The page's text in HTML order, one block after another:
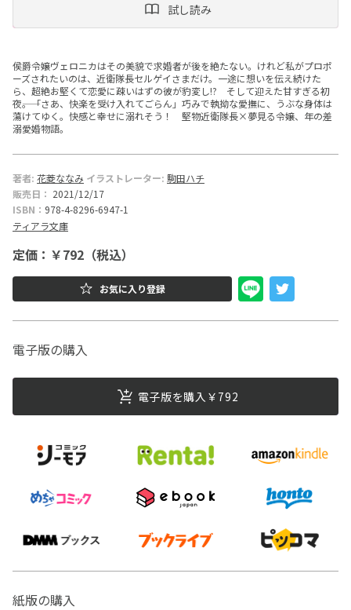
庫
試し読み
侯爵令嬢ヴェロニカはその美貌で求婚者が後を絶たない。けれど私がプロポ
ーズされたいのは、近衛隊長セルゲイさまだけ。一途に想いを伝え続けた
ら、超絶お堅くて恋愛に疎いはずの彼が豹変し!? そして迎えた甘すぎる初
夜――。「さあ、快楽を受け入れてごらん」巧みで執拗な愛撫に、うぶな身体は
蕩けてゆく。快感と幸せに溺れそう！ 堅物近衛隊長×夢見る令嬢、年の差
溺愛婚物語。
著者: 花菱ななみ イラストレーター: 駒田ハチ
販売日： 2021/12/17
ISBN： 978-4-8296-6947-1
ティアラ文庫
定価：￥792（税込）
お気に入り登録
電子版の購入
電子版を購入￥792
紙版の購入